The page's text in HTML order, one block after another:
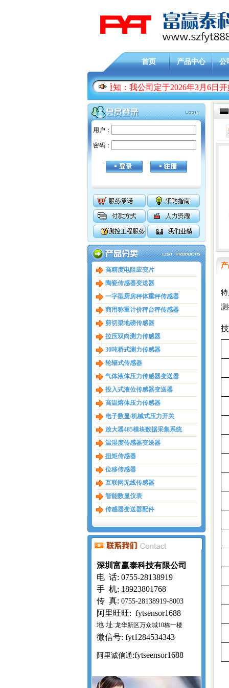
首页 产品中心 公
通知：我公司定于2026年3月6日开
用户：
密码：
高精度电阻应变片
陶瓷传感器变送器
一字型厨房秤体重秤传感器
商用称重计价秤台秤传感器
剪切梁地磅传感器
拉压双向测力传感器
30吨桥式测力传感器
轮辐式传感器
气体液体压力传感器变送器
投入式液位传感器变送器
高温熔体压力传感器
电子数显/机械式压力开关
放大器485模块数据采集系统
温湿度传感器变送器
扭矩传感器
位移传感器
互联网无线传感器
智能数显仪表
传感器变送器配件
深圳富赢泰科技有限公司
电 话: 0755-28138919
手 机: 18923801768
传 真: 0755-28138919-8003
阿里旺旺: fytsensor1688
地 址:龙华新区万众城10栋一楼
微信号: fyt1284534343
阿里诚信通 :fytseensor1688